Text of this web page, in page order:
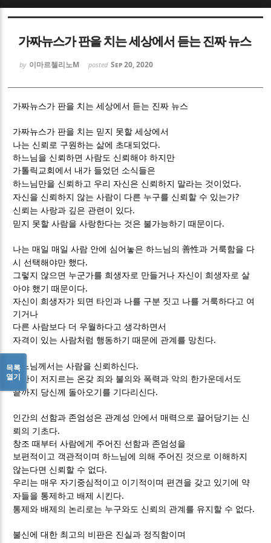
가짜뉴스가 판을 치는 세상에서 듣는 진짜 뉴스
by 이마르첼리노M posted Sep 20, 2020
가짜뉴스가 판을 치는 세상에서 듣는 진짜 뉴스
가짜뉴스가 판을 치는 믿지 못할 세상에서
나는 신뢰로 구원하는 삶에 초대되었다.
하느님을 신뢰하면 사람도 신뢰해야 하지만
가톨릭교회에서 내가 들었던 소식들은
하느님만을 신뢰하고 우리 자신은 신뢰하지 말라는 것이었다.
자신을 신뢰하지 않는 사람이 다른 누구를 신뢰할 수 있는가?
신뢰는 사랑과 깊은 관련이 있다.
믿지 못할 사람을 사랑한다는 것은 불가능하기 때문이다.
나는 매일 매일 사람 안에 심어놓은 하느님의善性과 거룩함을 다
시 선택해야만 했다.
그렇지 않으면 누군가를 희생자로 만들거나 자신이 희생자로 살
아야 했기 때문이다.
자신이 희생자가 되면 타인과 나를 구분 짓고 나를 거룩하다고 여
기거나
다른 사람보다 더 우월하다고 생각하면서
자격이 있는 사람처럼 행동하기 때문에 관계를 망친다.
하느님께서는 사람을 신뢰하신다.
인간이 저지르는 온갖 죄와 불의와 폭력과 악의 한가운데서도
끝까지 당신께 돌아오기를 기다리신다.
인간의 선함과 존엄성은 관계성 안에서 매력으로 끌어당기는 신
뢰의 기초다.
창조 때부터 사람에게 주어진 선함과 존엄성을
보편적이고 객관적이며 하느님에 의해 주어진 것으로 이해하지
않는다면 신뢰할 수 없다.
우리는 매우 자기중심적이고 이기적이며 편견을 갖고 있기에 약
자들을 통제하고 배제 시킨다.
통제와 배제의 논리로는 누구와도 신뢰의 관계를 유지할 수 없다.
불신에 대한 최고의 비판은 진실과 정직함이며
목록
열기
Sketchbook5, 스케치북5
Sketchbook5, 스케치북5
Sketchbook5, 스케치북5
Sketchbook5, 스케치북5